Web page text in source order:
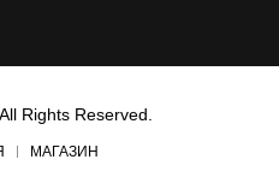
Rights Reserved.
МАГАЗИН